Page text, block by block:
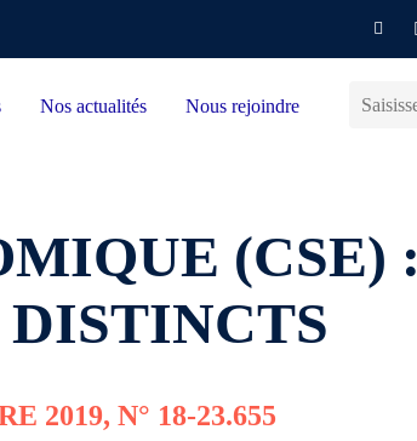
Nos actualités Nous rejoindre
(CSE) :
2019, N° 18-23.655